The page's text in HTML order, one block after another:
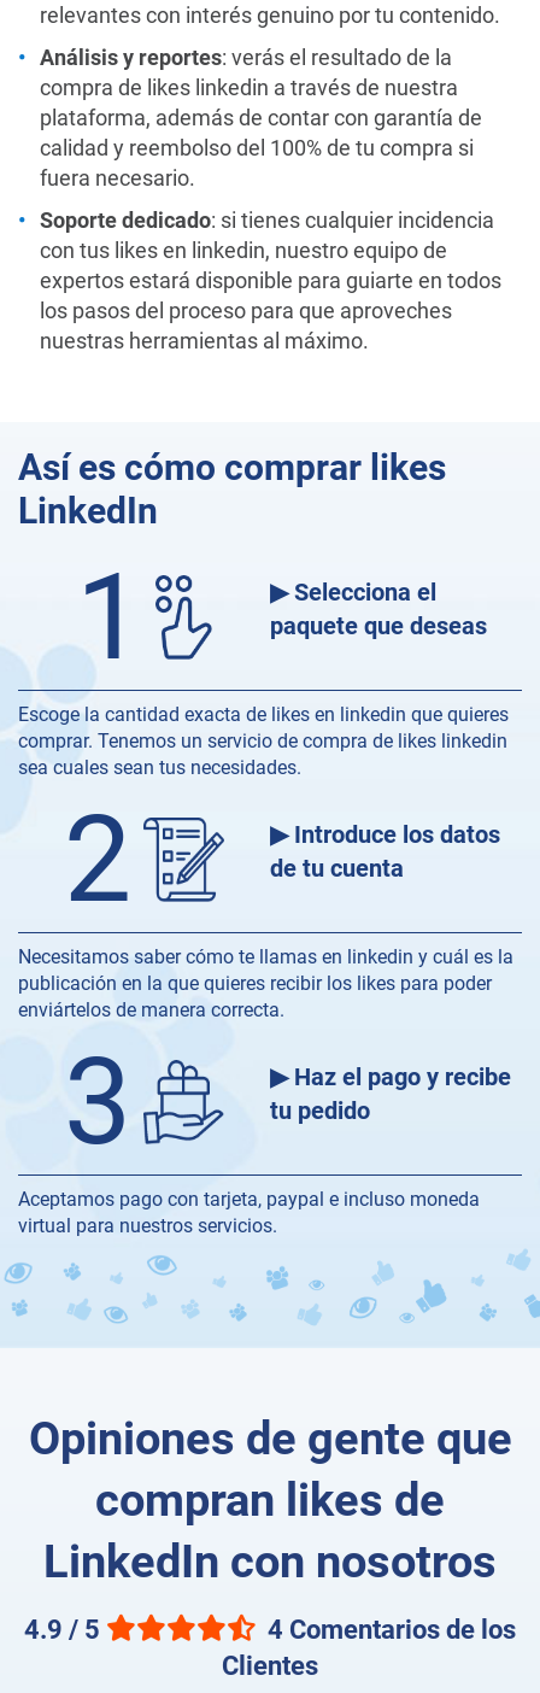
relevantes con interés genuino por tu contenido.
Análisis y reportes: verás el resultado de la
compra de likes linkedin a través de nuestra
plataforma, además de contar con garantía de
calidad y reembolso del 100% de tu compra si
fuera necesario.
Soporte dedicado: si tienes cualquier incidencia
con tus likes en linkedin, nuestro equipo de
expertos estará disponible para guiarte en todos
los pasos del proceso para que aproveches
nuestras herramientas al máximo.
Así es cómo comprar likes
LinkedIn
1
▶ Selecciona el
paquete que deseas
Escoge la cantidad exacta de likes en linkedin que quieres
comprar. Tenemos un servicio de compra de likes linkedin
sea cuales sean tus necesidades.
2
▶ Introduce los datos
de tu cuenta
Necesitamos saber cómo te llamas en linkedin y cuál es la
publicación en la que quieres recibir los likes para poder
enviártelos de manera correcta.
3
▶ Haz el pago y recibe
tu pedido
Aceptamos pago con tarjeta, paypal e incluso moneda
virtual para nuestros servicios.
Opiniones de gente que
compran likes de
LinkedIn con nosotros
4.9 / 5
4 Comentarios de los
Clientes